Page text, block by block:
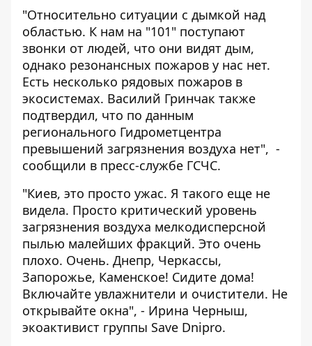
"Относительно ситуации с дымкой над
областью. К нам на "101" поступают
звонки от людей, что они видят дым,
однако резонансных пожаров у нас нет.
Есть несколько рядовых пожаров в
экосистемах. Василий Гринчак также
подтвердил, что по данным
регионального Гидрометцентра
превышений загрязнения воздуха нет", -
сообщили в пресс-службе ГСЧС.
"Киев, это просто ужас. Я такого еще не
видела. Просто критический уровень
загрязнения воздуха мелкодисперсной
пылью малейших фракций. Это очень
плохо. Очень. Днепр, Черкассы,
Запорожье, Каменское! Сидите дома!
Включайте увлажнители и очистители. Не
открывайте окна", - Ирина Черныш,
экоактивист группы Save Dnipro.